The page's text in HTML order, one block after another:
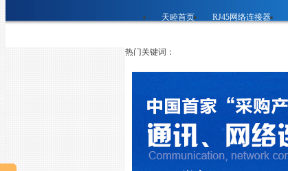
天睦首页 RJ45网络连接器
热门关键词：